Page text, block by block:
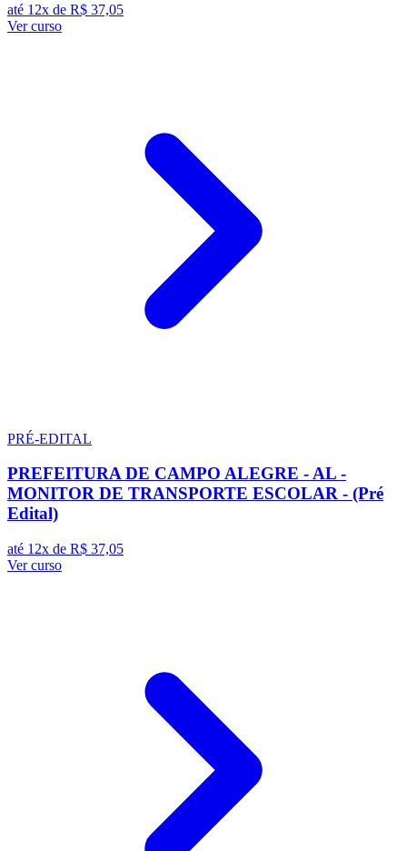
até 12x de R$ 37,05
Ver curso
PRÉ-EDITAL
PREFEITURA DE CAMPO ALEGRE - AL -
MONITOR DE TRANSPORTE ESCOLAR - (Pré
Edital)
até 12x de R$ 37,05
Ver curso